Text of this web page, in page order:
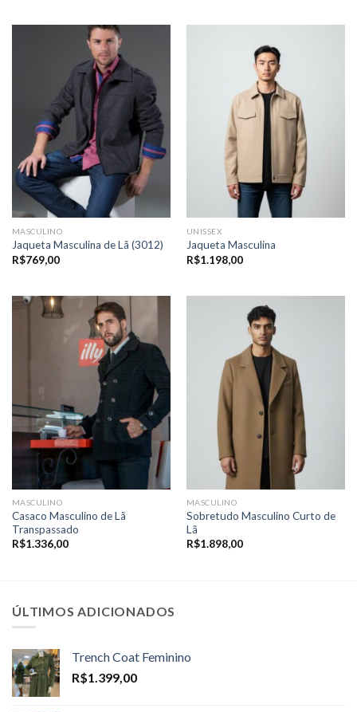
MASCULINO
Jaqueta Masculina de Lã (3012)
R$769,00
UNISSEX
Jaqueta Masculina
R$1.198,00
MASCULINO
Casaco Masculino de Lã
Transpassado
R$1.336,00
MASCULINO
Sobretudo Masculino Curto de
Lã
R$1.898,00
ÚLTIMOS ADICIONADOS
Trench Coat Feminino
R$1.399,00